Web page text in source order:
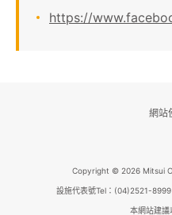
APP會員專區
https://
網站
Copyright © 2026 Mitsui
設施代表號Tel：(04)2521-
本網站建